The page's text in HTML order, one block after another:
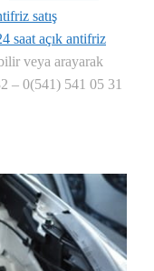
satış
saat açık antifriz
veya arayarak
– 0(541) 541 05 31